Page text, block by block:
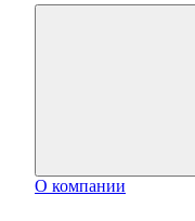
О компании